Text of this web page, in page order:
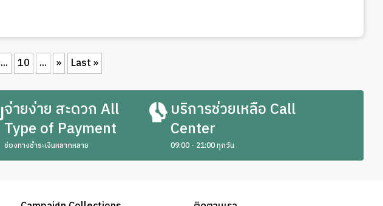
... 10 ... » Last »
จ่ายง่าย สะดวก All
Type of Payment
ช่องทางชำระเงินหลากหลาย
บริการช่วยเหลือ Call
Center
09:00 - 21:00 ทุกวัน